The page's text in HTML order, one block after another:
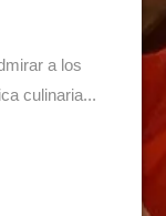
a los
culinaria...